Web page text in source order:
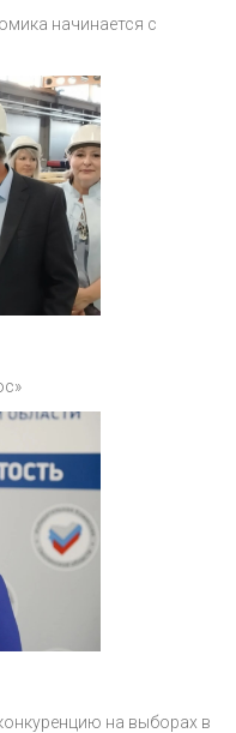
начинается с
на выборах в